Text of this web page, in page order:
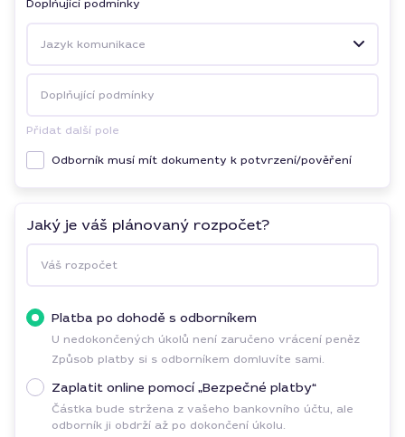
Doplňující podmínky
Jazyk komunikace
Doplňující podmínky
Přidat další pole
Odborník musí mít dokumenty k potvrzení/pověření
Jaký je váš plánovaný rozpočet?
Váš rozpočet
Platba po dohodě s odborníkem
U nedokončených úkolů není zaručeno vrácení peněz
Způsob platby si s odborníkem domluvíte sami.
Zaplatit online pomocí „Bezpečné platby“
Částka bude stržena z vašeho bankovního účtu, ale
odborník ji obdrží až po dokončení úkolu.